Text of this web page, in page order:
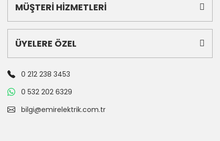
MÜŞTERİ HİZMETLERİ
ÜYELERE ÖZEL
0 212 238 3453
0 532 202 6329
bilgi@emirelektrik.com.tr